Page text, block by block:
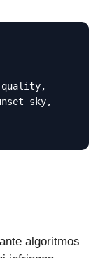
quality,
sky,
algoritmos